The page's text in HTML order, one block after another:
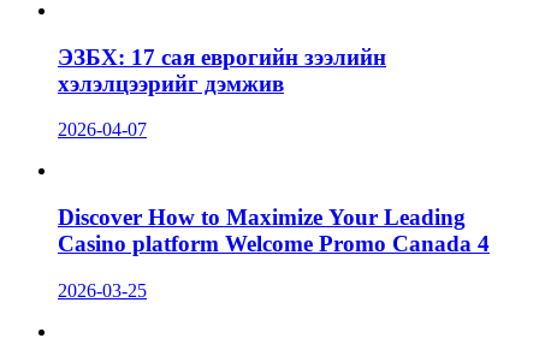
ЭЗБХ: 17 сая еврогийн зээлийн
хэлэлцээрийг дэмжив
2026-04-07
Discover How to Maximize Your Leading
Casino platform Welcome Promo Canada 4
2026-03-25